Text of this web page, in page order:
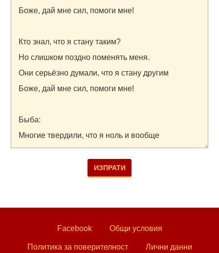
Facebook Общи условия
Политика за поверителност Лични данни